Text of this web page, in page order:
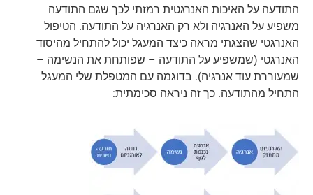
התודעה על האיכות האנרגטית רמזתי לכך שגם התודעה
משפיע על האנרגיה ולא רק האנרגיה על התודעה. הטיפול
האנרגטי שהצגתי מראה כיצד המעגל יכול להתחיל מהיסוד
האנרגטי (שמשפיע על התודעה – שפותחת את הנשימה –
שמעוררת עוד אנרגיה). בדוגמה עם המטפלת שלי המעגל
התחיל מהתודעה. כך זה ניראה סכימתית: